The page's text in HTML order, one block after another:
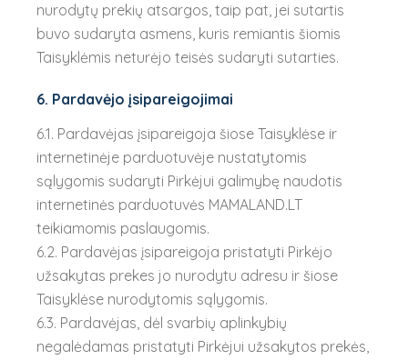
nurodytų prekių atsargos, taip pat, jei sutartis
buvo sudaryta asmens, kuris remiantis šiomis
Taisyklėmis neturėjo teisės sudaryti sutarties.
6. Pardavėjo įsipareigojimai
6.1. Pardavėjas įsipareigoja šiose Taisyklėse ir
internetinėje parduotuvėje nustatytomis
sąlygomis sudaryti Pirkėjui galimybę naudotis
internetinės parduotuvės MAMALAND.LT
teikiamomis paslaugomis.
6.2. Pardavėjas įsipareigoja pristatyti Pirkėjo
užsakytas prekes jo nurodytu adresu ir šiose
Taisyklėse nurodytomis sąlygomis.
6.3. Pardavėjas, dėl svarbių aplinkybių
negalėdamas pristatyti Pirkėjui užsakytos prekės,